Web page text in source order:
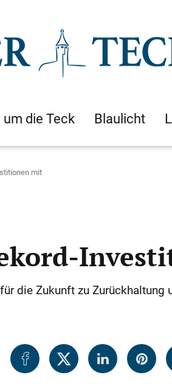
um die Teck Blaulicht
mit
die Zukunft zu Zurückhaltung